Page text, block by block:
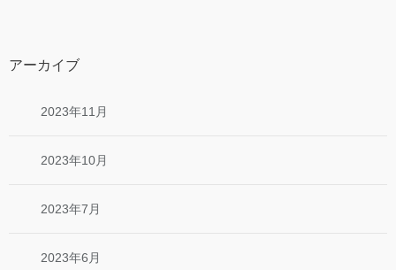
アーカイブ
2023年11月
2023年10月
2023年7月
2023年6月